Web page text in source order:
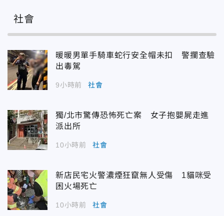
社會
暖暖男單手騎車蛇行安全帽未扣 警攔查驗
出毒駕
9小時前 社會
獨/北市驚傳恐怖死亡案 女子抱嬰屍走進
派出所
10小時前 社會
新店民宅火警濃煙狂竄無人受傷 1貓咪受
困火場死亡
10小時前 社會